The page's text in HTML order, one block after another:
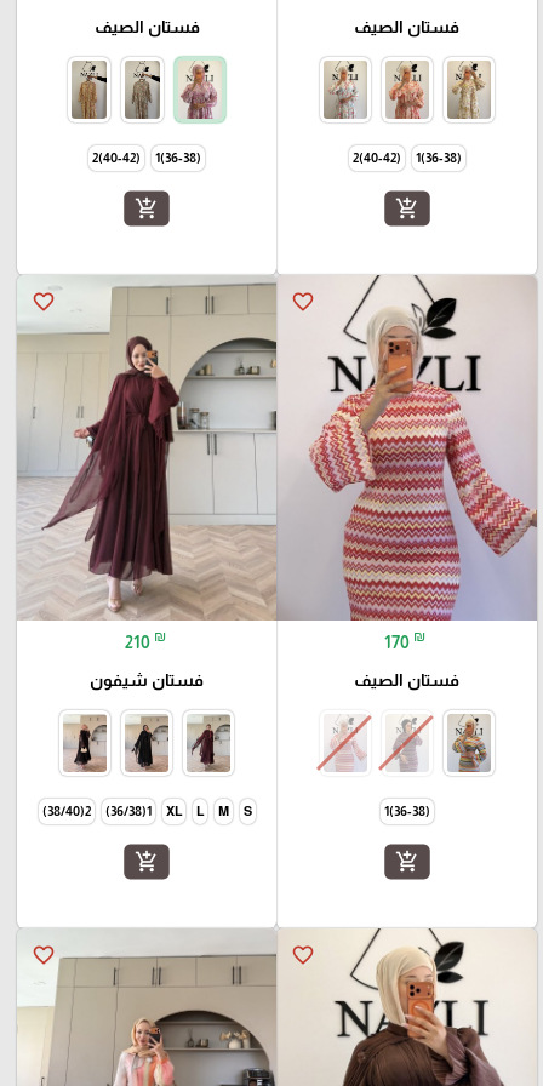
فستان الصيف
(36-38)1
(40-42)2
add_shopping_cart
فستان الصيف
(36-38)1
(40-42)2
add_shopping_cart
favorite_border
170 ₪
فستان الصيف
(36-38)1
add_shopping_cart
favorite_border
210 ₪
فستان شيفون
S
M
L
XL
1(36/38)
2(38/40)
add_shopping_cart
favorite_border
favorite_border